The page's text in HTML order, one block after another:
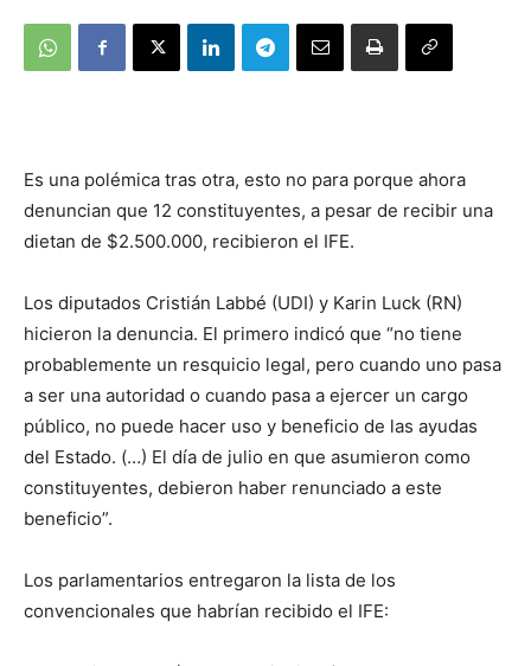
Es una polémica tras otra, esto no para porque ahora
denuncian que 12 constituyentes, a pesar de recibir una
dietan de $2.500.000, recibieron el IFE.
Los diputados Cristián Labbé (UDI) y Karin Luck (RN)
hicieron la denuncia. El primero indicó que “no tiene
probablemente un resquicio legal, pero cuando uno pasa
a ser una autoridad o cuando pasa a ejercer un cargo
público, no puede hacer uso y beneficio de las ayudas
del Estado. (…) El día de julio en que asumieron como
constituyentes, debieron haber renunciado a este
beneficio”.
Los parlamentarios entregaron la lista de los
convencionales que habrían recibido el IFE: